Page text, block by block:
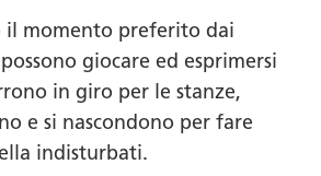
il momento preferito dai
giocare ed esprimersi
in giro per le stanze,
e si nascondono per fare
indisturbati.